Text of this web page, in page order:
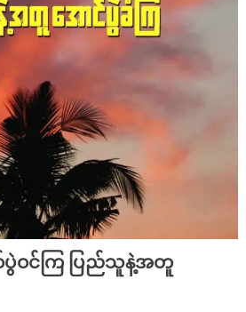
ဝင်ကြ ပြည်သူနဲ့အတူ